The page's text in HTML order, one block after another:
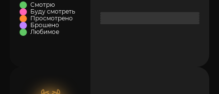
Смотрю
Буду смотреть
Просмотрено
Брошено
Любимое